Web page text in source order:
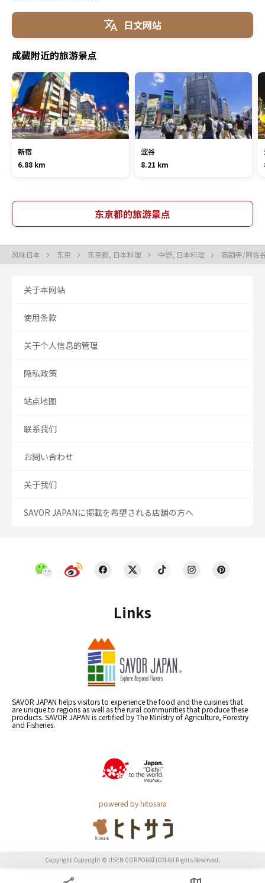
日文网站
成藏附近的旅游景点
新宿
6.88 km
涩谷
8.21 km
东京都的旅游景点
风味日本 东京 东京都, 日本料理 中野, 日本料理 高圆寺/阿佐
Links
SAVOR JAPAN helps visitors to experience the food and the cuisines that
are unique to regions as well as the rural communities that produce these
products. SAVOR JAPAN is certified by The Ministry of Agriculture, Forestry
and Fisheries.
powered by hitosara
关于本网站
使用条款
关于个人信息的管理
隐私政策
站点地图
联系我们
お問い合わせ
关于我们
SAVOR JAPANに掲載を希望される店舗の方へ
Copyright Copyright © USEN CORPORATION All Rights Reserved.